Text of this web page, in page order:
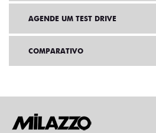
AGENDE UM TEST DRIVE
COMPARATIVO